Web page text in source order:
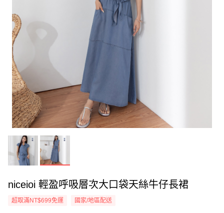
niceioi 輕盈呼吸層次大口袋天絲牛仔長裙
超取滿NT$699免運 國家/地區配送